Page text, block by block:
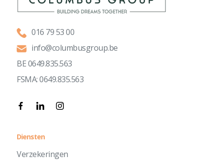
016 79 53 00
info@columbusgroup.be
BE 0649.835.563
FSMA: 0649.835.563
Diensten
Verzekeringen